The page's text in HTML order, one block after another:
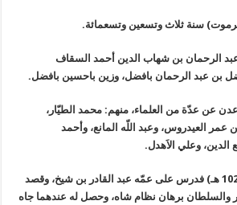
سنة ثلاث وتسعين وتسعمائة.
الرحمان بن شهاب الدين أحمد السقاف
بن عبد الرحمان بافضل، وزين باحسين بافضل.
عن عدّة من العلماء، منهم: محمد الطيّار،
عمر العيدروس، وعبد اللّه المانع، وأحمد
الدين، وعلي الاَهدل.
ثم رحل إلى الهند (سنة 1025 هـ) فدرس على عمّه عبد القادر بن شيخ، وقصد
والسلطان برهان نظام شاه، وحصل له عندهما جاه